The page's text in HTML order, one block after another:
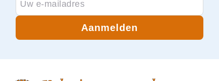
Aanmelden